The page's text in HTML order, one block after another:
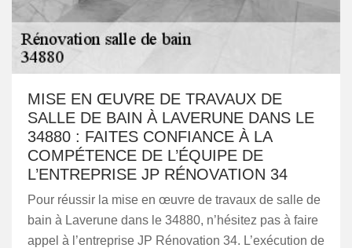
MISE EN ŒUVRE DE TRAVAUX DE
SALLE DE BAIN À LAVERUNE DANS LE
34880 : FAITES CONFIANCE À LA
COMPÉTENCE DE L’ÉQUIPE DE
L’ENTREPRISE JP RÉNOVATION 34
Pour réussir la mise en œuvre de travaux de salle de
bain à Laverune dans le 34880, n’hésitez pas à faire
appel à l’entreprise JP Rénovation 34. L’exécution de